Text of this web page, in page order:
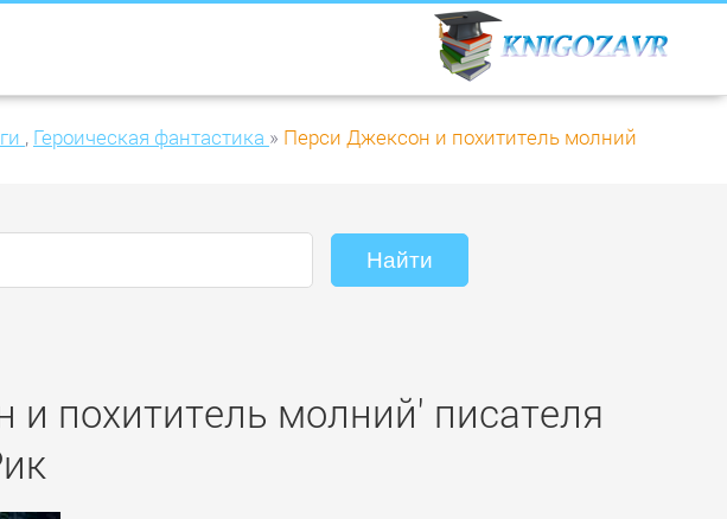
, Героическая фантастика » Перси Джексон и похититель молний
и похититель молний' писателя